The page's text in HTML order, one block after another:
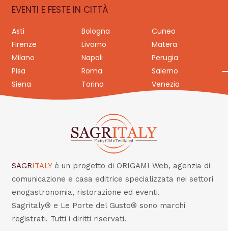
EVENTI E FESTE IN CITTÀ
Asti Bologna
Cuneo
Firenze
Livorno
Matera
Milano
Napoli
Perugia
Pisa
Roma
Salerno
Siena
Torino Venezia
SAGRITALY è un progetto di ORIGAMI Web, agenzia di
comunicazione e casa editrice specializzata nei settori
enogastronomia, ristorazione ed eventi.
Sagritaly® e Le Porte del Gusto® sono marchi
registrati. Tutti i diritti riservati.